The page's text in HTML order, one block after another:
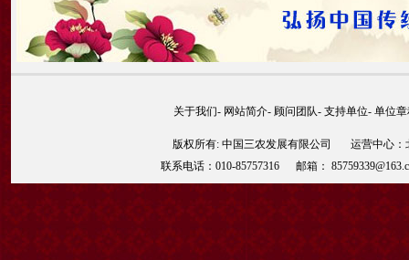
关于我们- 网站简介- 顾问团队- 支持单位- 单位
版权所有: 中国三农发展有限公司 运营中心
联系电话：010-85757316 邮箱：